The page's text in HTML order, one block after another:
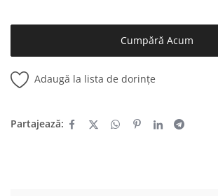
Cumpără Acum
Adaugă la lista de dorințe
Partajează: